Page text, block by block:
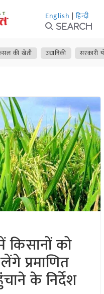
English | हिन्दी
Search
की खेती उद्यानिकी सरकारी
को
प्रमाणित
के निर्देश